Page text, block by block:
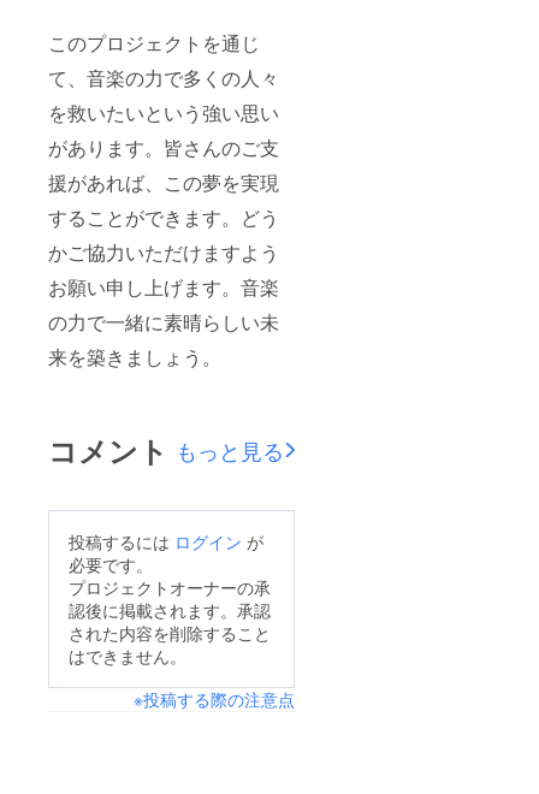
このプロジェクトを通じ
て、音楽の力で多くの人々
を救いたいという強い思い
があります。皆さんのご支
援があれば、この夢を実現
することができます。どう
かご協力いただけますよう
お願い申し上げます。音楽
の力で一緒に素晴らしい未
来を築きましょう。
コメント もっと見る
投稿するには ログイン が
必要です。
プロジェクトオーナーの承
認後に掲載されます。承認
された内容を削除すること
はできません。
※投稿する際の注意点